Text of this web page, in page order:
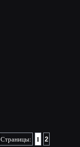
Страницы: 1 2